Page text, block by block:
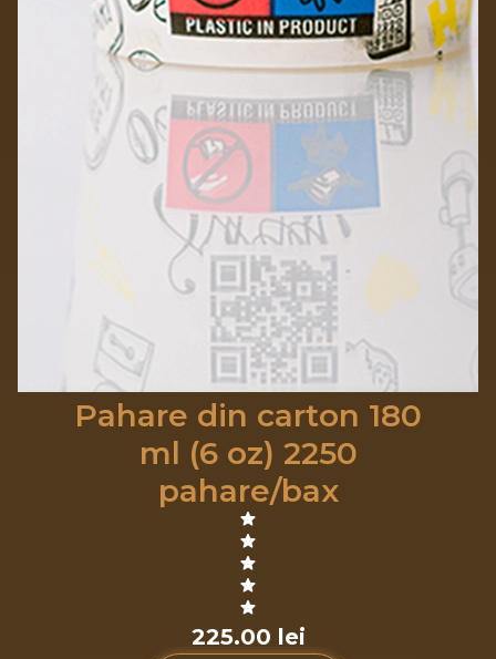
Pahare din carton 180
ml (6 oz) 2250
pahare/bax
225.00 lei